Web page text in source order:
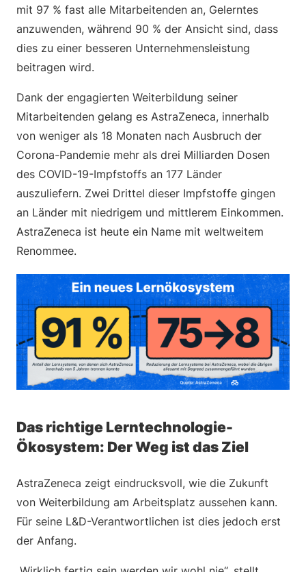
mit 97 % fast alle Mitarbeitenden an, Gelerntes
anzuwenden, während 90 % der Ansicht sind, dass
dies zu einer besseren Unternehmensleistung
beitragen wird.
Dank der engagierten Weiterbildung seiner
Mitarbeitenden gelang es AstraZeneca, innerhalb
von weniger als 18 Monaten nach Ausbruch der
Corona-Pandemie mehr als drei Milliarden Dosen
des COVID-19-Impfstoffs an 177 Länder
auszuliefern. Zwei Drittel dieser Impfstoffe gingen
an Länder mit niedrigem und mittlerem Einkommen.
AstraZeneca ist heute ein Name mit weltweitem
Renommee.
Das richtige Lerntechnologie-
Ökosystem: Der Weg ist das Ziel
AstraZeneca zeigt eindrucksvoll, wie die Zukunft
von Weiterbildung am Arbeitsplatz aussehen kann.
Für seine L&D-Verantwortlichen ist dies jedoch erst
der Anfang.